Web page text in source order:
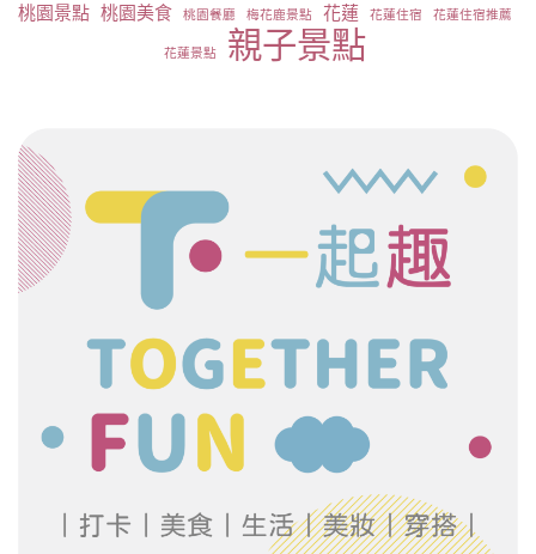
桃園景點 桃園美食 桃園餐廳 梅花鹿景點 花蓮 花蓮住宿 花蓮住宿推薦
花蓮景點 親子景點